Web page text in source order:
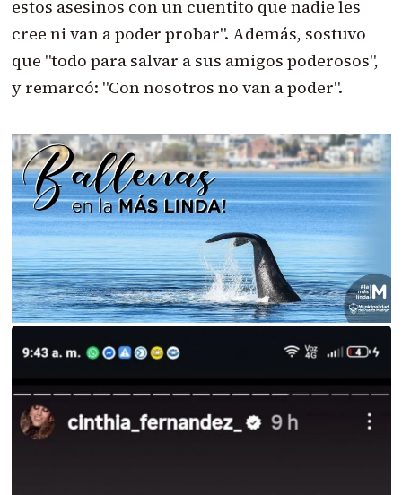
estos asesinos con un cuentito que nadie les
cree ni van a poder probar". Además, sostuvo
que "todo para salvar a sus amigos poderosos",
y remarcó: "Con nosotros no van a poder".